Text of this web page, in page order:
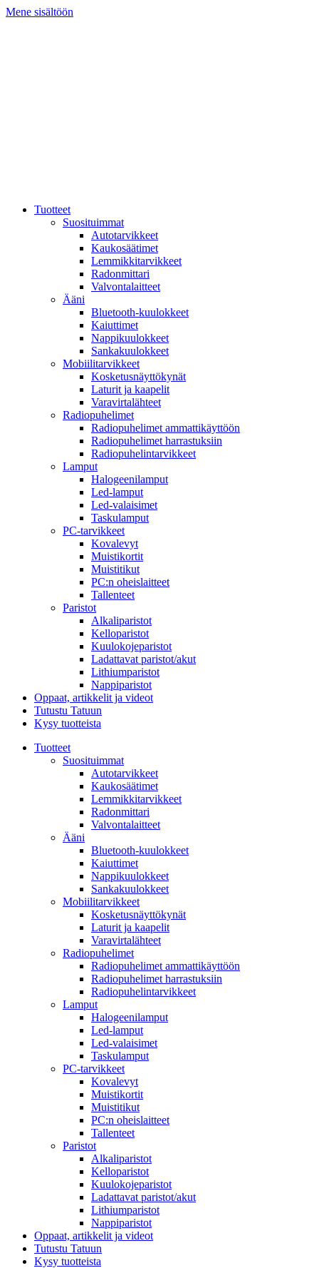
Mene sisältöön
Tuotteet
Suosituimmat
Autotarvikkeet
Kaukosäätimet
Lemmikkitarvikkeet
Radonmittari
Valvontalaitteet
Ääni
Bluetooth-kuulokkeet
Kaiuttimet
Nappikuulokkeet
Sankakuulokkeet
Mobiilitarvikkeet
Kosketusnäyttökynät
Laturit ja kaapelit
Varavirtalähteet
Radiopuhelimet
Radiopuhelimet ammattikäyttöön
Radiopuhelimet harrastuksiin
Radiopuhelintarvikkeet
Lamput
Halogeenilamput
Led-lamput
Led-valaisimet
Taskulamput
PC-tarvikkeet
Kovalevyt
Muistikortit
Muistitikut
PC:n oheislaitteet
Tallenteet
Paristot
Alkaliparistot
Kelloparistot
Kuulokojeparistot
Ladattavat paristot/akut
Lithiumparistot
Nappiparistot
Oppaat, artikkelit ja videot
Tutustu Tatuun
Kysy tuotteista
Tuotteet
Suosituimmat
Autotarvikkeet
Kaukosäätimet
Lemmikkitarvikkeet
Radonmittari
Valvontalaitteet
Ääni
Bluetooth-kuulokkeet
Kaiuttimet
Nappikuulokkeet
Sankakuulokkeet
Mobiilitarvikkeet
Kosketusnäyttökynät
Laturit ja kaapelit
Varavirtalähteet
Radiopuhelimet
Radiopuhelimet ammattikäyttöön
Radiopuhelimet harrastuksiin
Radiopuhelintarvikkeet
Lamput
Halogeenilamput
Led-lamput
Led-valaisimet
Taskulamput
PC-tarvikkeet
Kovalevyt
Muistikortit
Muistitikut
PC:n oheislaitteet
Tallenteet
Paristot
Alkaliparistot
Kelloparistot
Kuulokojeparistot
Ladattavat paristot/akut
Lithiumparistot
Nappiparistot
Oppaat, artikkelit ja videot
Tutustu Tatuun
Kysy tuotteista